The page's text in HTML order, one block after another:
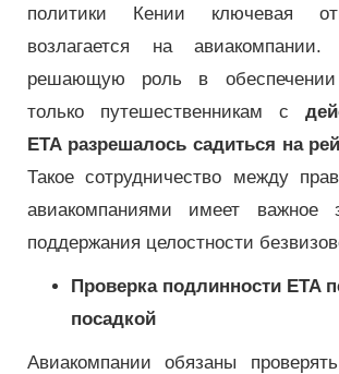
политики Кении ключевая
возлагается на
решающую роль в
только путешественникам с
ETA разрешалось садиться на
Такое сотрудничество между
авиакомпаниями имеет важное
поддержания целостности
Проверка подлинности ETA
посадкой
Авиакомпании обязаны